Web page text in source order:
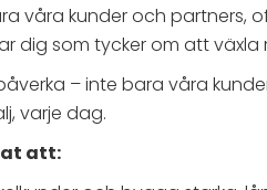
våra kunder och
dig som tycker om att
– inte bara våra
varje dag.
att: